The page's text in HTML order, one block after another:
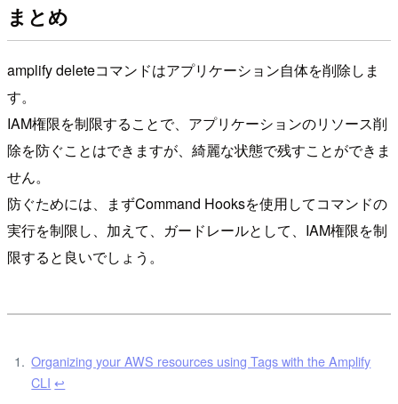
まとめ
amplify deleteコマンドはアプリケーション自体を削除しま
す。
IAM権限を制限することで、アプリケーションのリソース削
除を防ぐことはできますが、綺麗な状態で残すことができま
せん。
防ぐためには、まずCommand Hooksを使用してコマンドの
実行を制限し、加えて、ガードレールとして、IAM権限を制
限すると良いでしょう。
Organizing your AWS resources using Tags with the Amplify
CLI ↩